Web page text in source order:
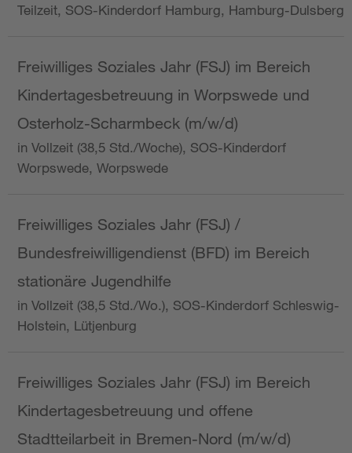
Teilzeit, SOS-Kinderdorf Hamburg, Hamburg-Dulsberg
Freiwilliges Soziales Jahr (FSJ) im Bereich
Kindertagesbetreuung in Worpswede und
Osterholz-Scharmbeck (m/w/d)
in Vollzeit (38,5 Std./Woche), SOS-Kinderdorf
Worpswede, Worpswede
Freiwilliges Soziales Jahr (FSJ) /
Bundesfreiwilligendienst (BFD) im Bereich
stationäre Jugendhilfe
in Vollzeit (38,5 Std./Wo.), SOS-Kinderdorf Schleswig-
Holstein, Lütjenburg
Freiwilliges Soziales Jahr (FSJ) im Bereich
Kindertagesbetreuung und offene
Stadtteilarbeit in Bremen-Nord (m/w/d)